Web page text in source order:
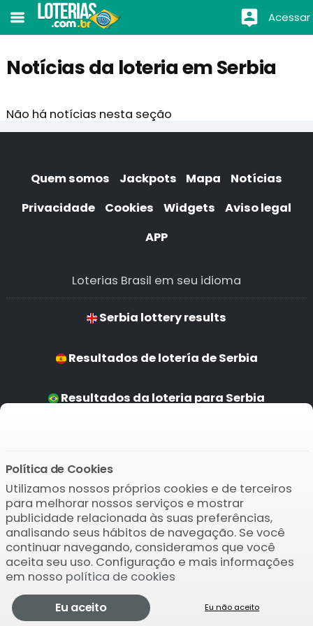
Acessar
Notícias da loteria em Serbia
Não há notícias nesta seção
Quem somos Jackpots Mapa
Notícias
Privacidade
Cookies Widgets
Aviso legal
APP
Loterias Brasil em seu idioma
Serbia lottery results
Resultados de lotería de Serbia
Resultados da loteria para Serbia
Baixar o APP
© 2004-2026 Bamio Network VB0.015
Política de Cookies
Utilizamos nossos próprios cookies e de terceiros
para melhorar nossos serviços e mostrar
publicidade relacionada às suas preferências,
analisando seus hábitos de navegação. Se você
continuar navegando, consideramos que você
aceita seu uso. Configuração e mais informações
em nosso política de cookies
Eu aceito
Eu não aceito